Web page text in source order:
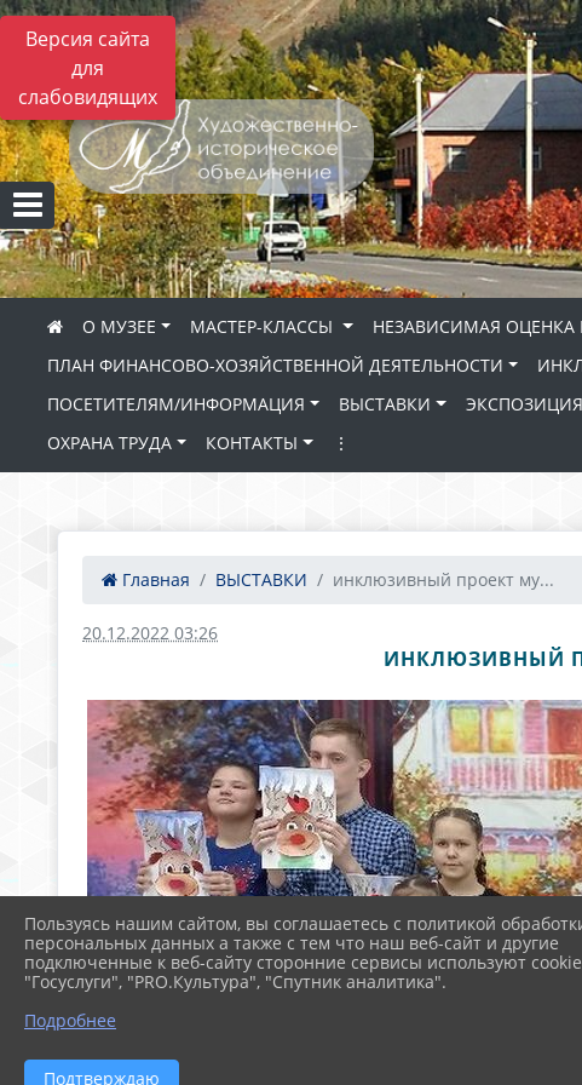
Версия сайта
для
слабовидящих
О МУЗЕЕ МАСТЕР-КЛАССЫ НЕЗАВИСИМАЯ ОЦЕНКА
ПЛАН ФИНАНСОВО-ХОЗЯЙСТВЕННОЙ ДЕЯТЕЛЬНОСТИ
ПОСЕТИТЕЛЯМ/ИНФОРМАЦИЯ
ВЫСТАВКИ ЭКСПОЗИЦИЯ
ОХРАНА ТРУДА
КОНТАКТЫ ⋮
Главная ВЫСТАВКИ инклюзивный проект му...
20.12.2022 03:26
ИНКЛЮЗИВНЫЙ
Пользуясь нашим сайтом, вы соглашаетесь с политикой
персональных данных а также с тем что наш веб-сайт и другие
подключенные к веб-сайту сторонние сервисы используют
"Госуслуги", "PRO.Культура", "Спутник аналитика".
Подробнее
Подтверждаю